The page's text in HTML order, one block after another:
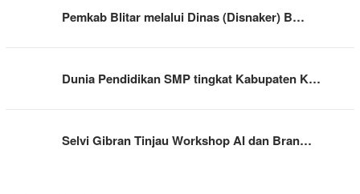
Pemkab Blitar melalui Dinas (Disnaker) B…
Dunia Pendidikan SMP tingkat Kabupaten K…
Selvi Gibran Tinjau Workshop AI dan Bran…